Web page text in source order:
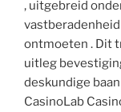
, uitgebreid
ontmoeten . Dit
uitleg
deskundige
CasinoLab